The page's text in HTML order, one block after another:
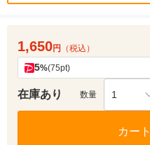
1,650円 （税込）
5%(75pt)
在庫あり 数量 1
カー